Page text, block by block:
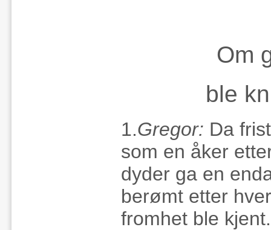
Om
ble
1.Gregor: Da
som en åker
dyder ga en
berømt etter
fromhet ble kjent.